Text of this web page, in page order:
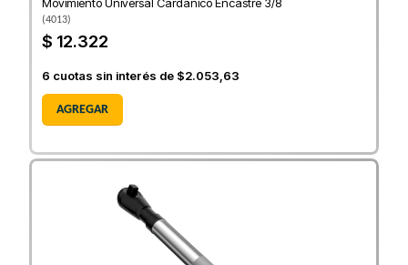
Movimiento Universal Cardanico Encastre 3/8
(4013)
$ 12.322
6 cuotas sin interés de $2.053,63
AGREGAR